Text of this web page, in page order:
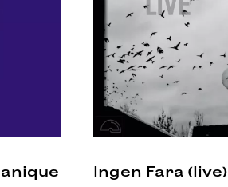
Ingen Fara (live)